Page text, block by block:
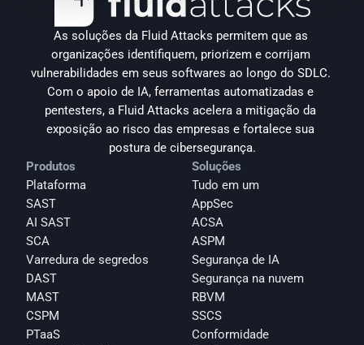
As soluções da Fluid Attacks permitem que as
organizações identifiquem, priorizem e corrijam
vulnerabilidades em seus softwares ao longo do SDLC.
Com o apoio de IA, ferramentas automatizadas e
pentesters, a Fluid Attacks acelera a mitigação da
exposição ao risco das empresas e fortalece sua
postura de cibersegurança.
Produtos
Plataforma
SAST
AI SAST
SCA
Varredura de segredos
DAST
MAST
CSPM
PTaaS
Soluções
Tudo em um
AppSec
ACSA
ASPM
Segurança de IA
Segurança na nuvem
RBVM
SSCS
Conformidade